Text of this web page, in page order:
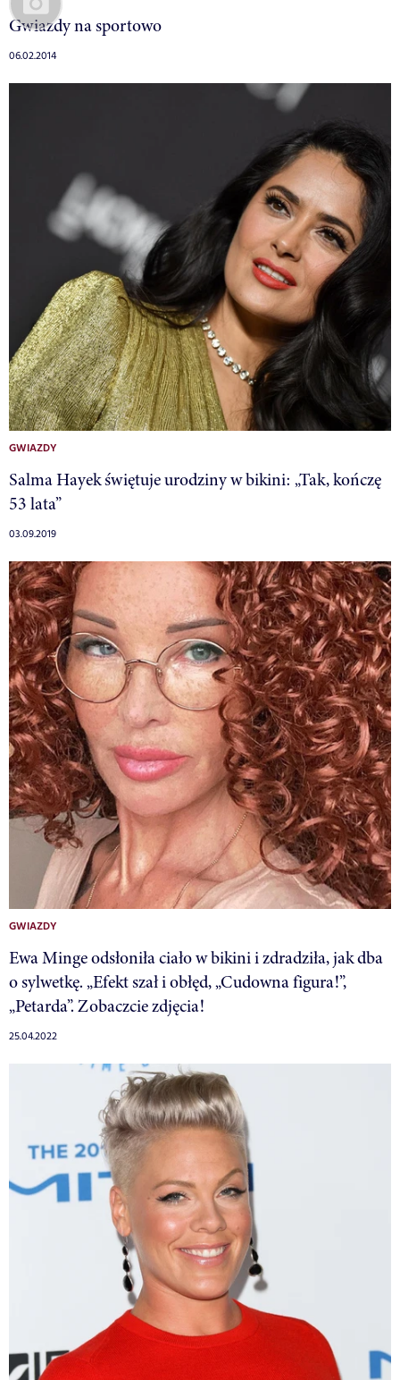
Gwiazdy na sportowo
06.02.2014
GWIAZDY
Salma Hayek świętuje urodziny w bikini: „Tak, kończę
53 lata”
03.09.2019
GWIAZDY
Ewa Minge odsłoniła ciało w bikini i zdradziła, jak dba
o sylwetkę. „Efekt szał i obłęd, „Cudowna figura!”,
„Petarda”. Zobaczcie zdjęcia!
25.04.2022